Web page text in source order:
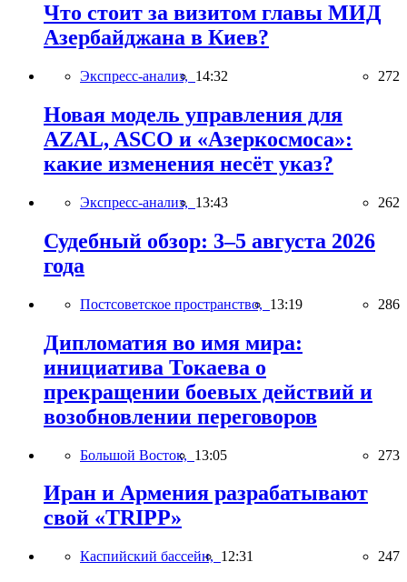
Что стоит за визитом главы МИД
Азербайджана в Киев?
Экспресс-анализ, 14:32 272
Новая модель управления для
AZAL, ASCO и «Азеркосмоса»:
какие изменения несёт указ?
Экспресс-анализ, 13:43 262
Судебный обзор: 3–5 августа 2026
года
Постсоветское пространство, 13:19 286
Дипломатия во имя мира:
инициатива Токаева о
прекращении боевых действий и
возобновлении переговоров
Большой Восток, 13:05 273
Иран и Армения разрабатывают
свой «TRIPP»
Каспийский бассейн, 12:31 247